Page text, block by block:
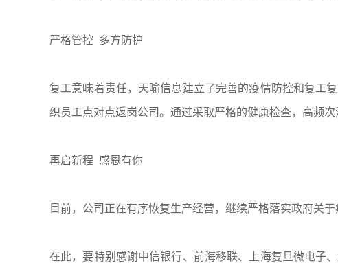
严格管控 多方防护
复工意味着责任，天喻信息建立了完善的疫情防控和复工
织员工点对点返岗公司。通过采取严格的健康检查，高频
再启新程 感恩有你
目前，公司正在有序恢复生产经营，继续严格落实政府关于
在此，要特别感谢中信银行、前海移联、上海复旦微电子